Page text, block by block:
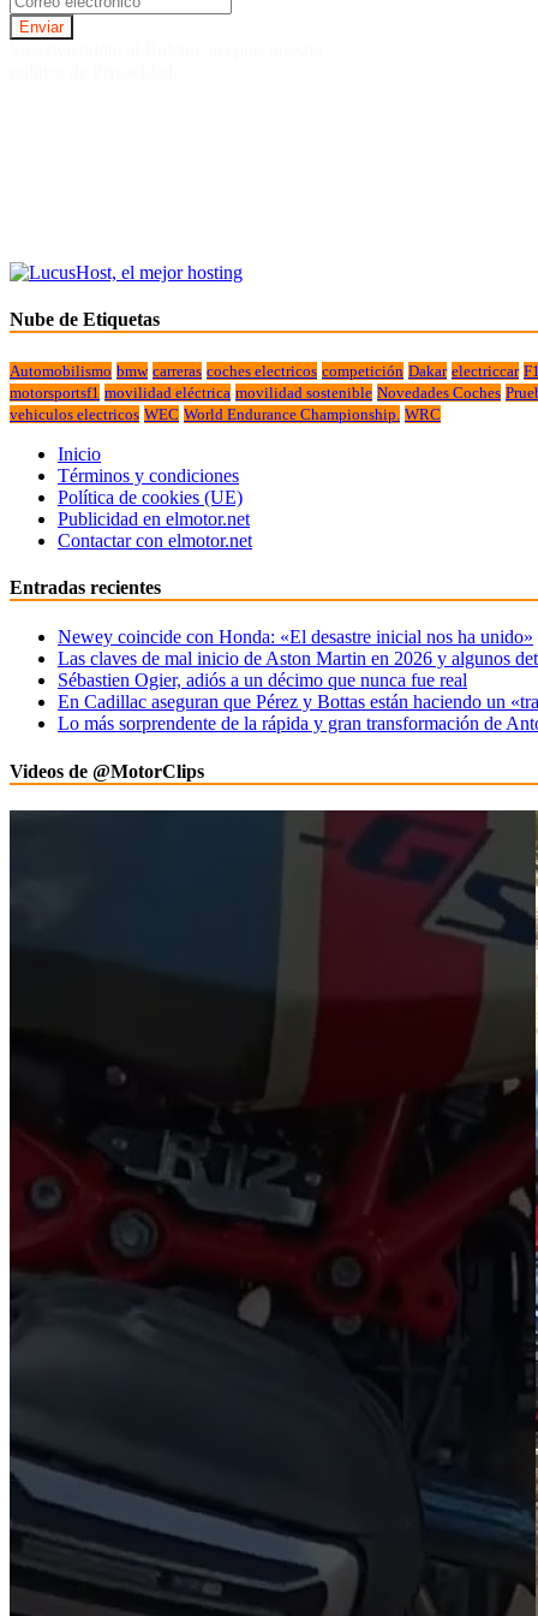
Nube de Etiquetas
Automobilismo bmw carreras coches electricos competición Dakar electriccar F1
motorsportsf1 movilidad eléctrica movilidad sostenible Novedades Coches
vehiculos electricos WEC World Endurance Championship. WRC
Inicio
Términos y condiciones
Política de cookies (UE)
Publicidad en elmotor.net
Contactar con elmotor.net
Entradas recientes
Newey coincide con Honda: «El desastre inicial nos ha unido»
Las claves de mal inicio de Aston Martin en 2026 y algunos
Sébastien Ogier, adiós a un décimo que nunca fue real
En Cadillac aseguran que Pérez y Bottas están haciendo un
Lo más sorprendente de la rápida y gran transformación de
Videos de @MotorClips